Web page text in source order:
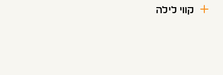
קווי לילה